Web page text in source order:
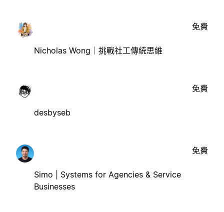
Nicholas Wong｜挑戰社工傳統思維
免費
desbyseb
免費
Simo | Systems for Agencies & Service
Businesses
免費